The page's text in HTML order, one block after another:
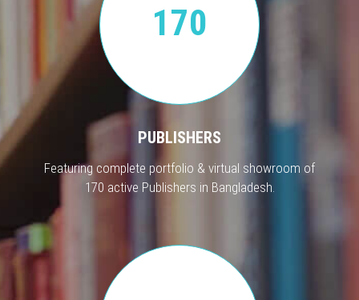
170
PUBLISHERS
Featuring complete portfolio & virtual showroom of
170 active Publishers in Bangladesh.